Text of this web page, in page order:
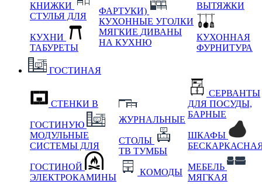
КНИЖКИ
СТУЛЬЯ ДЛЯ
КУХНИ
ТАБУРЕТЫ
ФАРТУКИ)
КУХОННЫЕ УГОЛКИ
МЯГКИЕ ДИВАНЫ
НА КУХНЮ
ВЫТЯЖКИ
КУХОННАЯ
ФУРНИТУРА
ГОСТИНАЯ
СТЕНКИ В
ГОСТИНУЮ
МОДУЛЬНЫЕ
СИСТЕМЫ ДЛЯ
ГОСТИНОЙ
ЭЛЕКТРОКАМИНЫ
ЖУРНАЛЬНЫЕ
СТОЛЫ
ТВ ТУМБЫ
КОМОДЫ
СЕРВАНТЫ
ДЛЯ ПОСУДЫ,
БАРНЫЕ
ШКАФЫ
МЕБЕЛЬ
МЯГКАЯ